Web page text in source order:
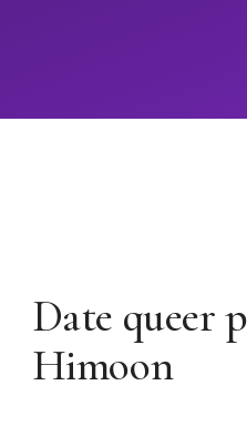
Date queer
Himoon